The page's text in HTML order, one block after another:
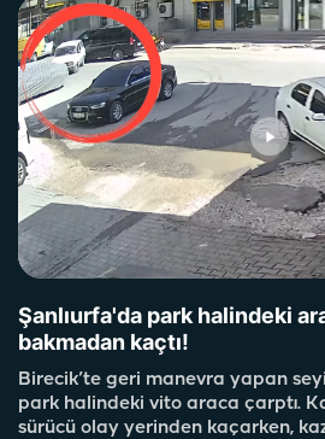
Şanlıurfa'da park halindeki
bakmadan kaçtı!
Birecik’te geri manevra yapan
park halindeki vito araca çarptı.
sürücü olay yerinden kaçarken,